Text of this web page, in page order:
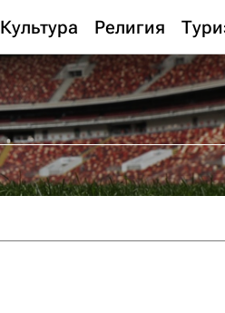
Культура Религия